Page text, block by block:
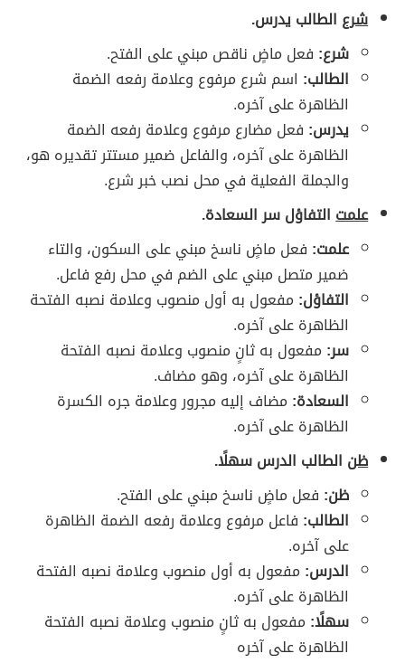
شرع الطالب يدرس.
شرع: فعل ماضٍ ناقص مبني على الفتح.
الطالب: اسم شرع مرفوع وعلامة رفعه الضمة
الظاهرة على آخره.
يدرس: فعل مضارع مرفوع وعلامة رفعه الضمة
الظاهرة على آخره، والفاعل ضمير مستتر تقديره هو،
والجملة الفعلية في محل نصب خبر شرع.
علمتالتفاؤل سر السعادة.
علمت: فعل ماضٍ ناسخ مبني على السكون، والتاء
ضمير متصل مبني على الضم في محل رفع فاعل.
التفاؤل: مفعول به أول منصوب وعلامة نصبه الفتحة
الظاهرة على آخره.
سر: مفعول به ثانٍ منصوب وعلامة نصبه الفتحة
الظاهرة على آخره، وهو مضاف.
السعادة: مضاف إليه مجرور وعلامة جره الكسرة
الظاهرة على آخره.
ظن الطالب الدرس سهلًا.
ظن: فعل ماضٍ ناسخ مبني على الفتح.
الطالب: فاعل مرفوع وعلامة رفعه الضمة الظاهرة
على آخره.
الدرس: مفعول به أول منصوب وعلامة نصبه الفتحة
الظاهرة على آخره.
سهلًا: مفعول به ثانٍ منصوب وعلامة نصبه الفتحة
الظاهرة على آخره